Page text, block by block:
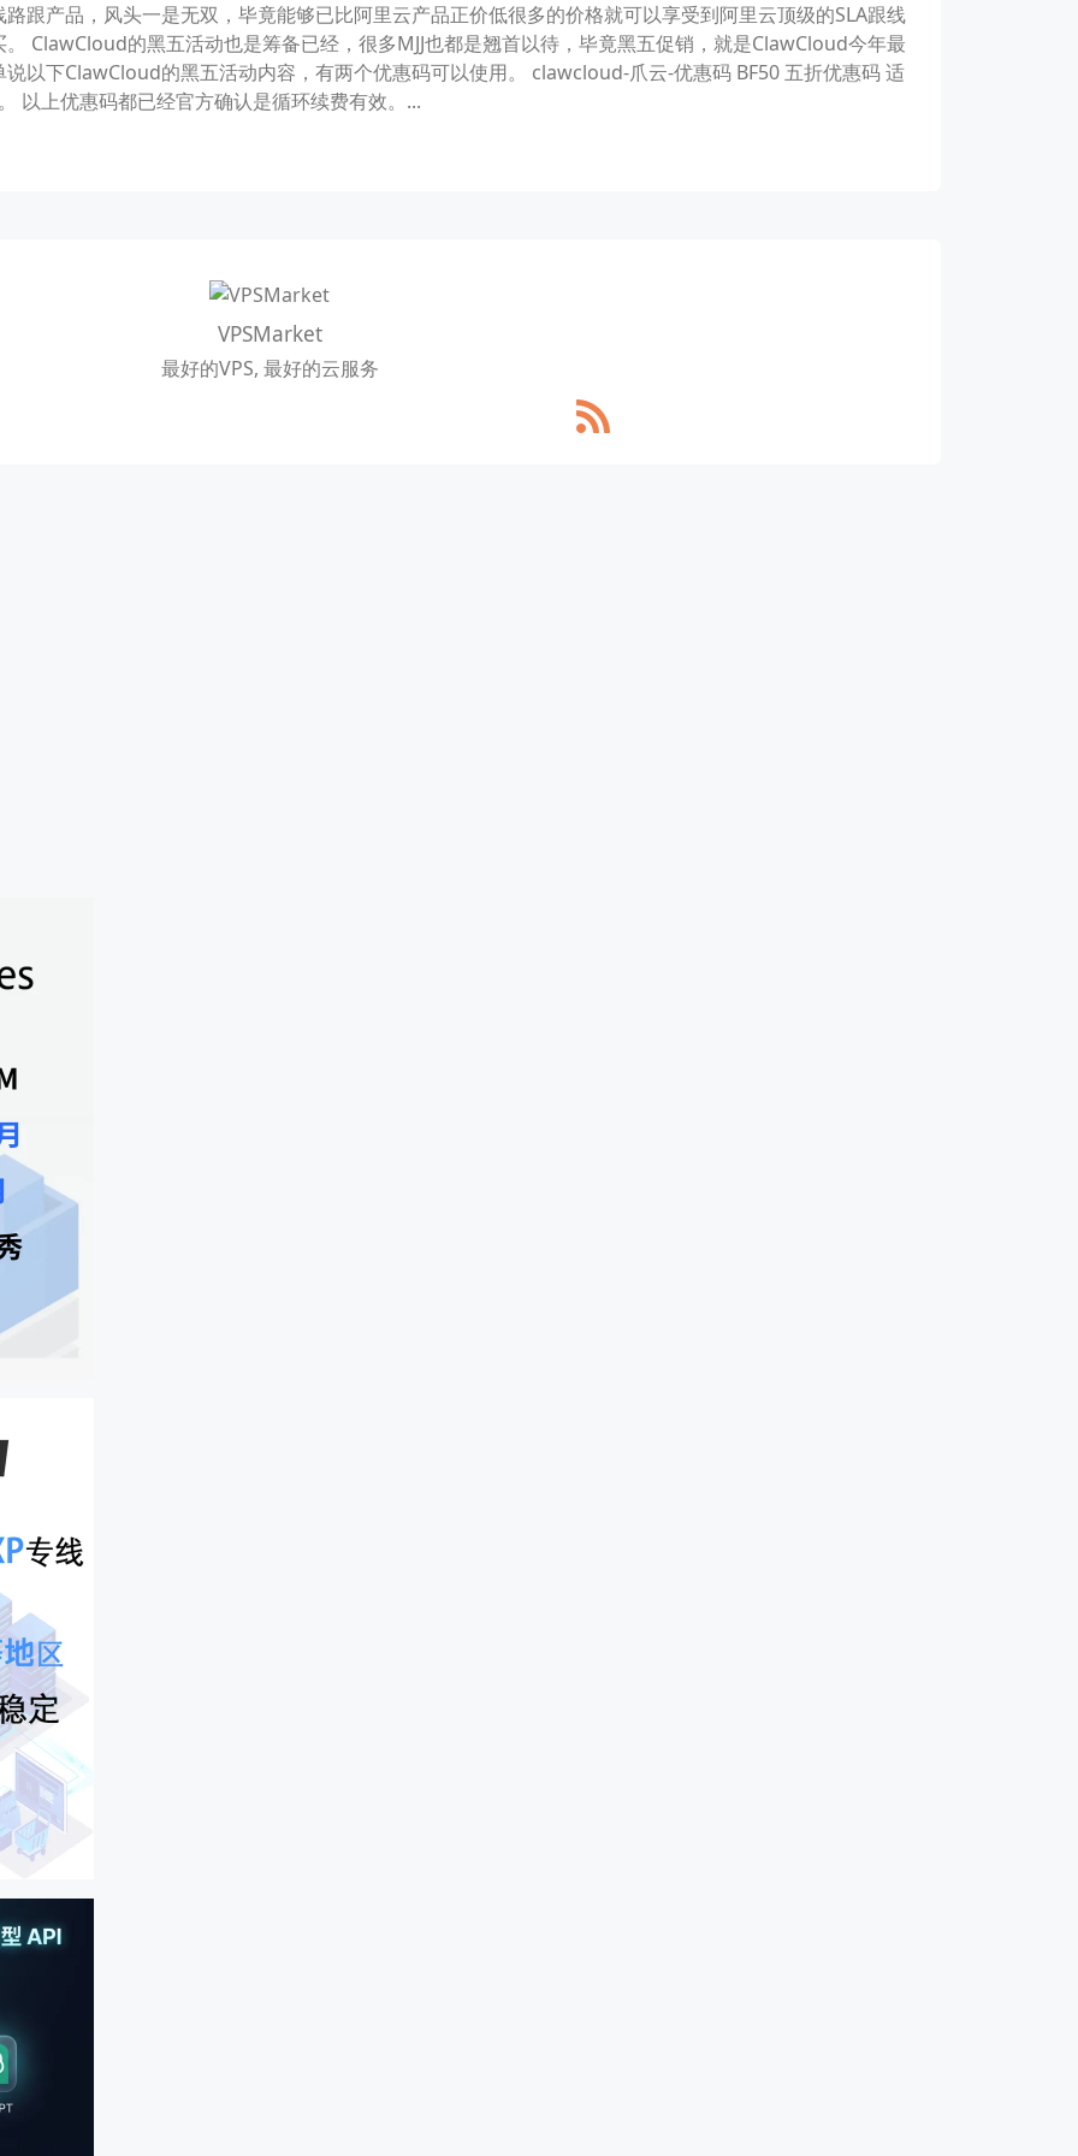
跟产品，风头一是无双，毕竟能够已比阿里云产品正价低很多的价格就可以享受到阿里云顶级的SLA跟线
ClawCloud的黑五活动也是筹备已经，很多MJJ也都是翘首以待，毕竟黑五促销，就是ClawCloud今年最
以下ClawCloud的黑五活动内容，有两个优惠码可以使用。 clawcloud-爪云-优惠码 BF50 五折优惠码 适
以上优惠码都已经官方确认是循环续费有效。...
VPSMarket
最好的VPS, 最好的云服务